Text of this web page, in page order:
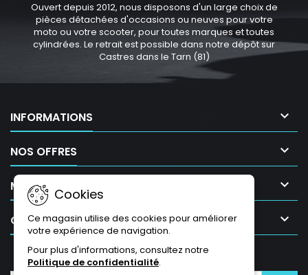
Ouvert depuis 2012, nous disposons d'un large choix de
pièces détachées d'occasions ou neuves pour votre
moto ou votre scooter, pour toutes marques et toutes
cylindrées. Le retrait est possible dans notre dépôt sur
Castres dans le Tarn (81)
INFORMATIONS 
NOS OFFRES 
MON COMPTE 
CONTACT 
Cookies
Ce magasin utilise des cookies pour améliorer
votre expérience de navigation.
Pour plus d'informations, consultez notre
Politique de confidentialité.
LETTRE D'INFORMATIONS